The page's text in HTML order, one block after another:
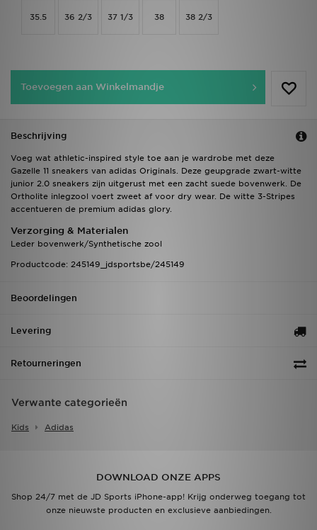
35.5 36 2/3 37 1/3 38 38 2/3
Toevoegen aan Winkelmandje
Beschrijving
Voeg wat athletic-inspired style toe aan je wardrobe met deze
Gazelle 11 sneakers van adidas Originals. Deze geupgrade zwart-witte
junior 2.0 sneakers zijn uitgerust met een zacht suede bovenwerk. De
Ortholite inlegzool voert zweet af voor dry wear. De witte 3-Stripes
accentueren de premium adidas glory.
Verzorging & Materialen
Leder bovenwerk/Synthetische zool
Productcode: 245149_jdsportsbe/245149
Beoordelingen
Levering
Retourneringen
Verwante categorieën
Kids Adidas
DOWNLOAD ONZE APPS
Shop 24/7 met de JD Sports iPhone-app! Krijg onderweg toegang tot
onze nieuwste producten en exclusieve aanbiedingen.
Klantenservice
Wie wij zijn